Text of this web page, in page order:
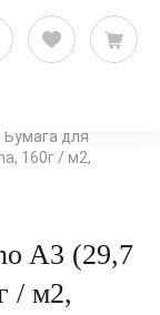
Бумага для
160г / м2,
A3 (29,7
/ м2,